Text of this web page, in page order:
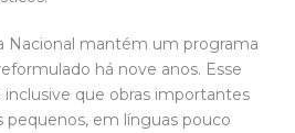
Nacional mantém um programa
há nove anos. Esse
que obras importantes
em línguas pouco